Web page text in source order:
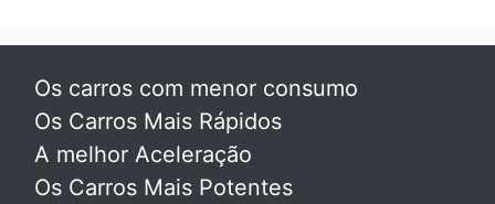
Os carros com menor consumo
Os Carros Mais Rápidos
A melhor Aceleração
Os Carros Mais Potentes